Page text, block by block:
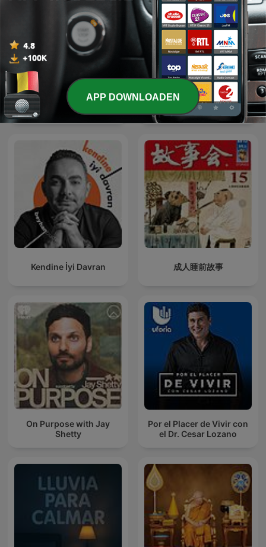
Law of Attraction
Practices
WHITE NOISE
Kendine İyi Davran 成人睡前故事
On Purpose with Jay
Shetty
Por el Placer de Vivir con
el Dr. Cesar Lozano
APP DOWNLOADEN